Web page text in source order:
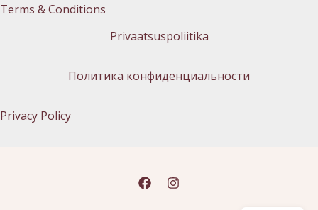
Terms & Conditions
Privaatsuspoliitika
Политика конфиденциальности
Privacy Policy